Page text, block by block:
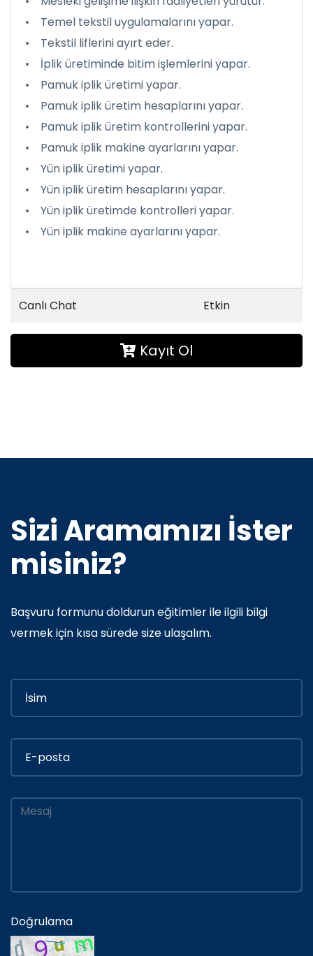
• Temel tekstil uygulamalarını yapar.
• Tekstil liflerini ayırt eder.
• İplik üretiminde bitim işlemlerini yapar.
• Pamuk iplik üretimi yapar.
• Pamuk iplik üretim hesaplarını yapar.
• Pamuk iplik üretim kontrollerini yapar.
• Pamuk iplik makine ayarlarını yapar.
• Yün iplik üretimi yapar.
• Yün iplik üretim hesaplarını yapar.
• Yün iplik üretimde kontrolleri yapar.
• Yün iplik makine ayarlarını yapar.
Canlı Chat Etkin
Kayıt Ol
Sizi Aramamızı İster
misiniz?
Başvuru formunu doldurun eğitimler ile ilgili bilgi
vermek için kısa sürede size ulaşalım.
Doğrulama